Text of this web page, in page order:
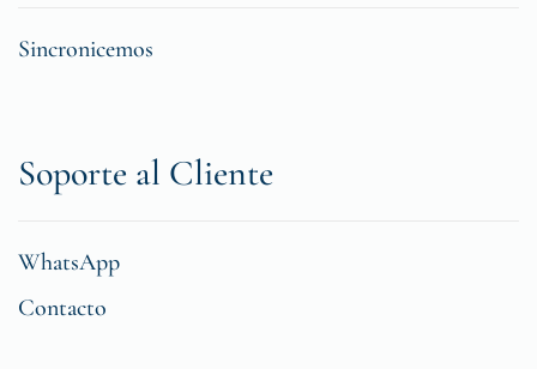
Sincronicemos
Soporte al Cliente
WhatsApp
Contacto